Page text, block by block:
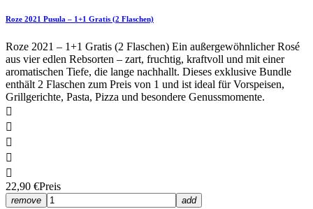
Roze 2021 Pusula – 1+1 Gratis (2 Flaschen)
Roze 2021 – 1+1 Gratis (2 Flaschen) Ein außergewöhnlicher Rosé
aus vier edlen Rebsorten – zart, fruchtig, kraftvoll und mit einer
aromatischen Tiefe, die lange nachhallt. Dieses exklusive Bundle
enthält 2 Flaschen zum Preis von 1 und ist ideal für Vorspeisen,
Grillgerichte, Pasta, Pizza und besondere Genussmomente.





22,90 €Preis
remove add